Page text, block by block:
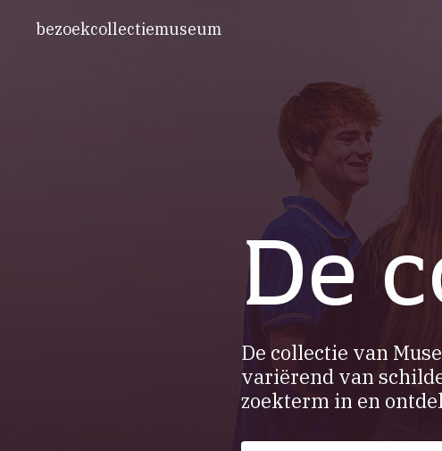
bezoekcollectiemuseum
De
De collectie van
variërend van
zoekterm in en